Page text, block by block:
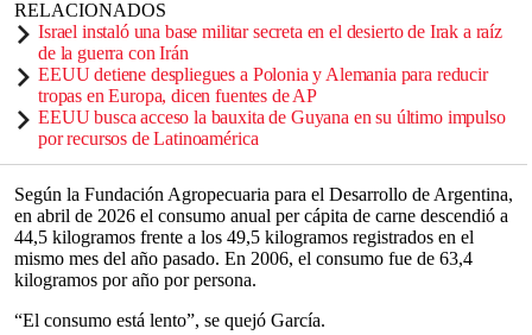
RELACIONADOS
Israel instaló una base militar secreta en el desierto de Irak a raíz
de la guerra con Irán
EEUU detiene despliegues a Polonia y Alemania para reducir
tropas en Europa, dicen fuentes de AP
EEUU busca acceso la bauxita de Guyana en su último impulso
por recursos de Latinoamérica
Según la Fundación Agropecuaria para el Desarrollo de Argentina,
en abril de 2026 el consumo anual per cápita de carne descendió a
44,5 kilogramos frente a los 49,5 kilogramos registrados en el
mismo mes del año pasado. En 2006, el consumo fue de 63,4
kilogramos por año por persona.
“El consumo está lento”, se quejó García.